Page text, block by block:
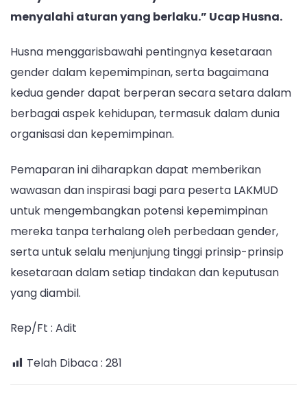
menyalahi aturan yang berlaku.” Ucap Husna.
Husna menggarisbawahi pentingnya kesetaraan
gender dalam kepemimpinan, serta bagaimana
kedua gender dapat berperan secara setara dalam
berbagai aspek kehidupan, termasuk dalam dunia
organisasi dan kepemimpinan.
Pemaparan ini diharapkan dapat memberikan
wawasan dan inspirasi bagi para peserta LAKMUD
untuk mengembangkan potensi kepemimpinan
mereka tanpa terhalang oleh perbedaan gender,
serta untuk selalu menjunjung tinggi prinsip-prinsip
kesetaraan dalam setiap tindakan dan keputusan
yang diambil.
Rep/Ft : Adit
Telah Dibaca : 281